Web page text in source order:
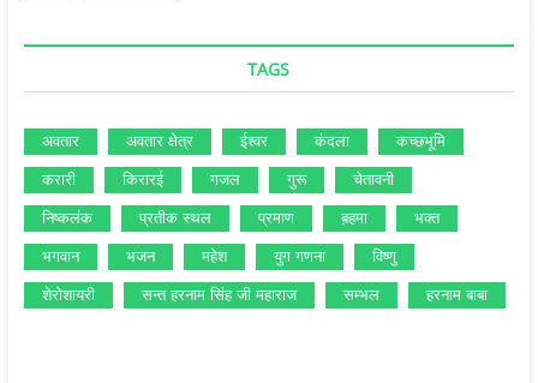
TAGS
अवतार अवतार क्षेत्र ईश्‍वर कंदला कच्‍छभूमि
करारी किरारई गजल गुरू चेतावनी
निष्‍कलंक प्रतीक स्‍थल प्रमाण ब़हमा भक्‍त
भगवान भजन महेश युग गणना विष्‍णु
शेरोशायरी सन्‍त हरनाम सिंह जी महाराज सम्‍भल हरनाम बाबा